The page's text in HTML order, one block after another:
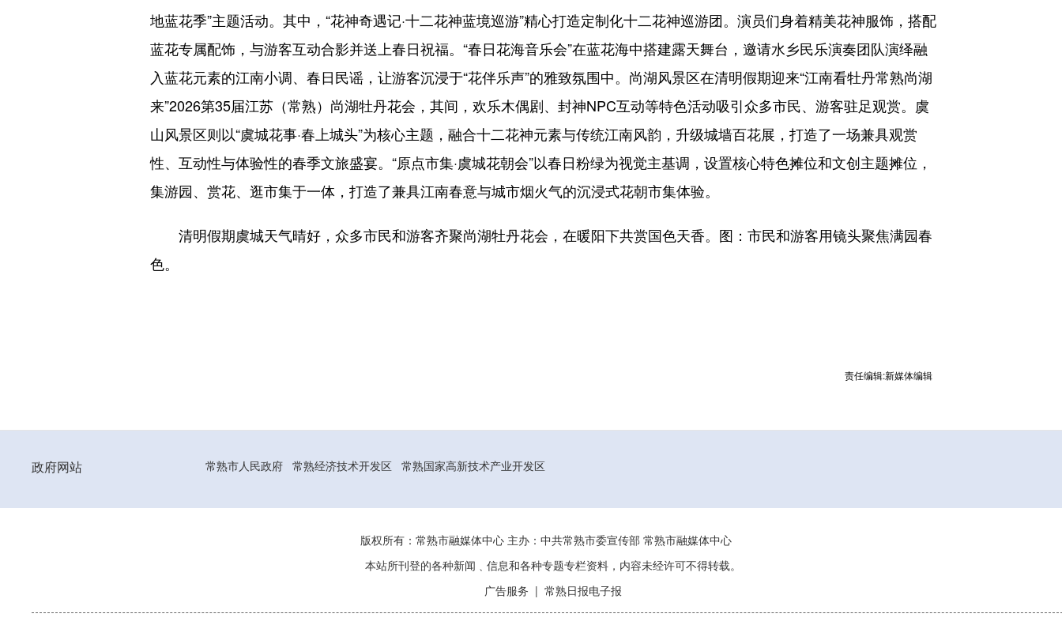
地蓝花季”主题活动。其中，“花神奇遇记·十二花神蓝境巡游”精心打造定制化十二花神巡游团。演员们身着精美花神服饰，搭配
蓝花专属配饰，与游客互动合影并送上春日祝福。“春日花海音乐会”在蓝花海中搭建露天舞台，邀请水乡民乐演奏团队演绎融
入蓝花元素的江南小调、春日民谣，让游客沉浸于“花伴乐声”的雅致氛围中。尚湖风景区在清明假期迎来“江南看牡丹常熟尚湖
来”2026第35届江苏（常熟）尚湖牡丹花会，其间，欢乐木偶剧、封神NPC互动等特色活动吸引众多市民、游客驻足观赏。虞
山风景区则以“虞城花事·春上城头”为核心主题，融合十二花神元素与传统江南风韵，升级城墙百花展，打造了一场兼具观赏
性、互动性与体验性的春季文旅盛宴。“原点市集·虞城花朝会”以春日粉绿为视觉主基调，设置核心特色摊位和文创主题摊位，
集游园、赏花、逛市集于一体，打造了兼具江南春意与城市烟火气的沉浸式花朝市集体验。
清明假期虞城天气晴好，众多市民和游客齐聚尚湖牡丹花会，在暖阳下共赏国色天香。图：市民和游客用镜头聚焦满园春
色。
责任编辑:新媒体编辑
政府网站 常熟市人民政府 常熟经济技术开发区 常熟国家高新技术产业开发区
版权所有：常熟市融媒体中心 主办：中共常熟市委宣传部 常熟市融媒体中心
本站所刊登的各种新闻﹑信息和各种专题专栏资料，内容未经许可不得转载。
广告服务 常熟日报电子报